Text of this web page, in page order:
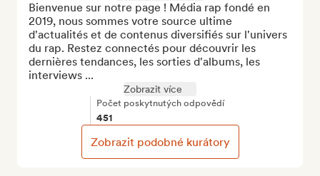
Bienvenue sur notre page ! Média rap fondé en
2019, nous sommes votre source ultime
d'actualités et de contenus diversifiés sur l'univers
du rap. Restez connectés pour découvrir les
dernières tendances, les sorties d'albums, les
interviews ...
Zobrazit více
Počet poskytnutých odpovědí
451
Zobrazit podobné kurátory